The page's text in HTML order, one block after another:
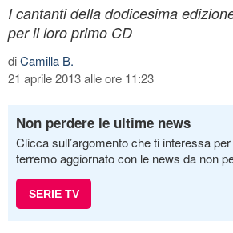
I cantanti della dodicesima
per il loro primo CD
diCamilla B.
21 aprile 2013 alle ore 11:23
Non perdere le ultime news
Clicca sull’argomento che ti interessa
terremo aggiornato con le news da non
SERIE TV